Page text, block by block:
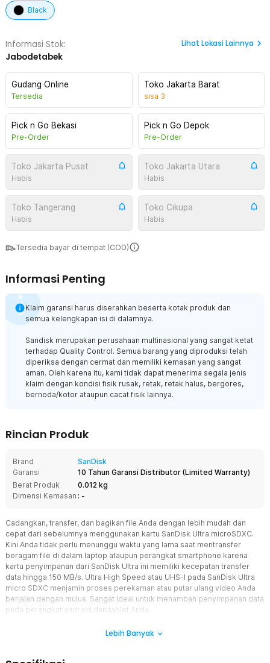
Black
Informasi Stok:
Jabodetabek
Lihat Lokasi Lainnya
Gudang Online
Tersedia
Toko Jakarta Barat
sisa 3
Pick n Go Bekasi
Pre-Order
Pick n Go Depok
Pre-Order
Toko Jakarta Pusat
Habis
Toko Jakarta Utara
Habis
Toko Tangerang
Habis
Toko Cikupa
Habis
Tersedia bayar di tempat (COD)
Informasi Penting
Klaim garansi harus diserahkan beserta kotak produk dan
semua kelengkapan isi di dalamnya.
Sandisk merupakan perusahaan multinasional yang sangat ketat
terhadap Quality Control. Semua barang yang diproduksi telah
diperiksa dengan cermat dan memiliki kemasan yang sangat
aman. Oleh karena itu, kami tidak dapat menerima segala jenis
klaim dengan kondisi fisik rusak, retak, retak halus, bergores,
bernoda/kotor ataupun cacat fisik lainnya.
Rincian Produk
Brand
SanDisk
Garansi
10 Tahun Garansi Distributor (Limited Warranty)
Berat Produk
0.012 kg
Dimensi Kemasan : -
Cadangkan, transfer, dan bagikan file Anda dengan lebih mudah dan
cepat dari sebelumnya menggunakan kartu SanDisk Ultra microSDXC.
Kini Anda tidak perlu menunggu waktu yang lama saat mentransfer
beragam file di dalam laptop ataupun perangkat smartphone karena
kartu penyimpanan dari SanDisk Ultra ini memiliki kecepatan transfer
data hingga 150 MB/s. Ultra High Speed atau UHS-I pada SanDisk Ultra
micro SDXC menjamin proses perekaman atau putar ulang video Anda
berjalan dengan mulus. Sangat ideal untuk menambah penyimpanan data
pada perangkat android dan tablet Anda.
Lebih Banyak